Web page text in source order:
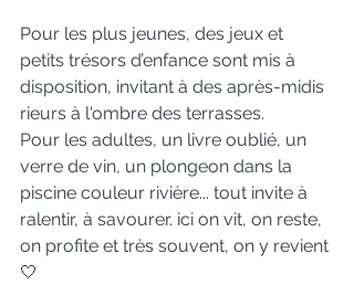
Pour les plus jeunes, des jeux et
petits trésors d’enfance sont mis à
disposition, invitant à des après-midis
rieurs à l'ombre des terrasses.
Pour les adultes, un livre oublié, un
verre de vin, un plongeon dans la
piscine couleur rivière... tout invite à
ralentir, à savourer. ici on vit, on reste,
on profite et très souvent, on y revient
🤍